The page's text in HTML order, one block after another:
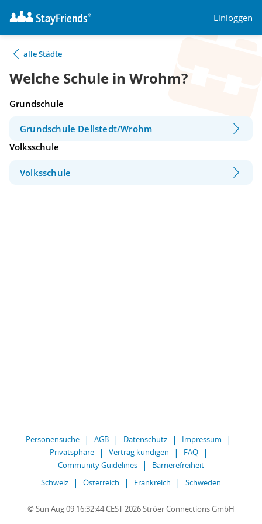
Einloggen
alle Städte
Welche Schule in Wrohm?
Grundschule
Grundschule Dellstedt/Wrohm
Volksschule
Volksschule
Personensuche AGB Datenschutz
Impressum
Privatsphäre
Vertrag kündigen
FAQ
Community Guidelines
Barrierefreiheit
Schweiz
Österreich Frankreich Schweden
© Sun Aug 09 16:32:44 CEST 2026 Ströer Connections GmbH